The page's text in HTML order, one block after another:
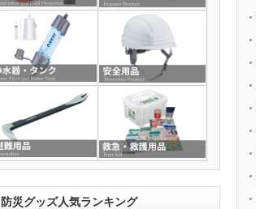
災グッズ人気ランキング